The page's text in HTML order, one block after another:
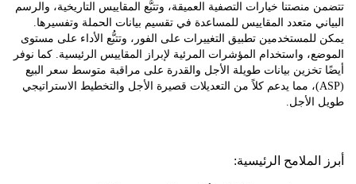
خيارات التصفية العميقة، وتتبُّع المقاييس التاريخية، والرسم
متعدد المقاييس للمساعدة في تقسيم بيانات الحملة وتفسيرها.
تطبيق التغييرات على الفور، وتتبُّع الأداء على مستوى
واستخدام المؤشرات المرئية لإبراز المقاييس الرئيسية. كما نوفر
بيانات طويلة الأجل والقدرة على مراقبة متوسط سعر البيع
(ASP)، مما يدعم كلاً من التعديلات قصيرة الأجل والتخطيط الاستراتيجي
الرئيسية: